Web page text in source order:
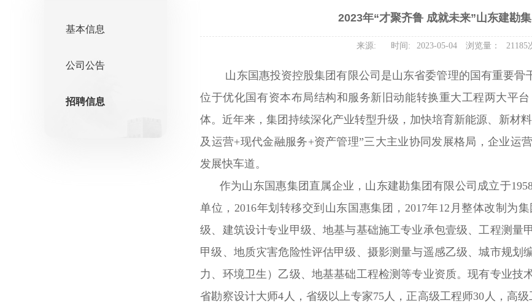
基本信息
公司公告
招聘信息
2023年“才聚齐鲁 成就未来”山东建勘
来源: 时间: 2023-05-04 浏览量： 21185
山东国惠投资控股集团有限公司是山东省委管理的国有重要骨
位于优化国有资本布局结构和服务新旧动能转换重大工程两大平
体。近年来，集团持续深化产业转型升级，加快培育新能源、新材
及运营+现代金融服务+资产管理”三大主业协同发展格局，企业运
发展快车道。
作为山东国惠集团直属企业，山东建勘集团有限公司成立于
单位，2016年划转移交到山东国惠集团，2017年12月整体改制为
级、建筑设计专业甲级、地基与基础施工专业承包壹级、工程测量
甲级、地质灾害危险性评估甲级、摄影测量与遥感乙级、城市规划
力、环境卫生）乙级、地基基础工程检测等专业资质。现有专业技
省勘察设计大师4人，省级以上专家75人，正高级工程师30人，高